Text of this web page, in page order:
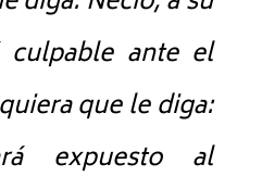
culpable ante el
que le diga:
expuesto al